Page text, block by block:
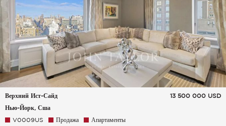
Верхний Ист-Сайд
Нью-Йорк, Сша
13 500 000 USD
V0009US Продажа Апартаменты